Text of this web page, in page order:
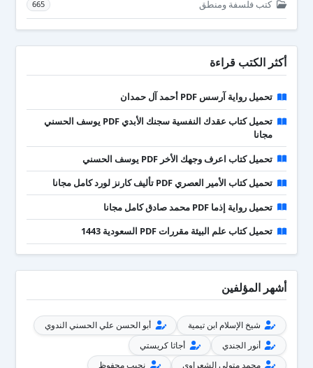
كتب فلسفة ومنطق 665
أكثر الكتب قراءة
تحميل رواية آرسس PDF أحمد آل حمدان
تحميل كتاب عقدك النفسية سجنك الأبدي PDF يوسف الحسني
مجانا
تحميل كتاب اعرف وجهك الأخر PDF يوسف الحسني
تحميل كتاب الأمير العصري PDF تأليف كارنز لورد كامل مجانا
تحميل رواية إذما PDF محمد صادق كامل مجانا
تحميل كتاب علم البيئة مقررات PDF السعودية 1443
أشهر المؤلفين
شيخ الإسلام ابن تيمية
أبو الحسن علي الحسني الندوي
أنور الجندي
أجاثا كريستي
محمد متولي الشعراوي
نجيب محفوظ